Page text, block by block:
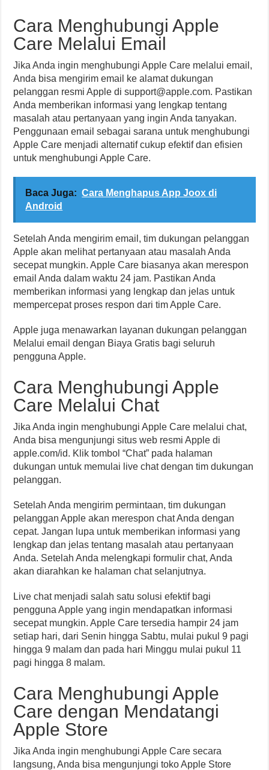
Cara Menghubungi Apple
Care Melalui Email
Jika Anda ingin menghubungi Apple Care melalui email,
Anda bisa mengirim email ke alamat dukungan
pelanggan resmi Apple disupport@apple.com. Pastikan
Anda memberikan informasi yang lengkap tentang
masalah atau pertanyaan yang ingin Anda tanyakan.
Penggunaan email sebagai sarana untuk menghubungi
Apple Care menjadi alternatif cukup efektif dan efisien
untuk menghubungi Apple Care.
Baca Juga: Cara Menghapus App Joox di
Android
Setelah Anda mengirim email, tim dukungan pelanggan
Apple akan melihat pertanyaan atau masalah Anda
secepat mungkin. Apple Care biasanya akan merespon
email Anda dalam waktu 24 jam. Pastikan Anda
memberikan informasi yang lengkap dan jelas untuk
mempercepat proses respon dari tim Apple Care.
Apple juga menawarkan layanan dukungan pelanggan
Melalui email dengan Biaya Gratis bagi seluruh
pengguna Apple.
Cara Menghubungi Apple
Care Melalui Chat
Jika Anda ingin menghubungi Apple Care melalui chat,
Anda bisa mengunjungi situs web resmi Apple di
apple.com/id. Klik tombol “Chat” pada halaman
dukungan untuk memulai live chat dengan tim dukungan
pelanggan.
Setelah Anda mengirim permintaan, tim dukungan
pelanggan Apple akan merespon chat Anda dengan
cepat. Jangan lupa untuk memberikan informasi yang
lengkap dan jelas tentang masalah atau pertanyaan
Anda. Setelah Anda melengkapi formulir chat, Anda
akan diarahkan ke halaman chat selanjutnya.
Live chat menjadi salah satu solusi efektif bagi
pengguna Apple yang ingin mendapatkan informasi
secepat mungkin. Apple Care tersedia hampir 24 jam
setiap hari, dari Senin hingga Sabtu, mulai pukul 9 pagi
hingga 9 malam dan pada hari Minggu mulai pukul 11
pagi hingga 8 malam.
Cara Menghubungi Apple
Care dengan Mendatangi
Apple Store
Jika Anda ingin menghubungi Apple Care secara
langsung, Anda bisa mengunjungi toko Apple Store